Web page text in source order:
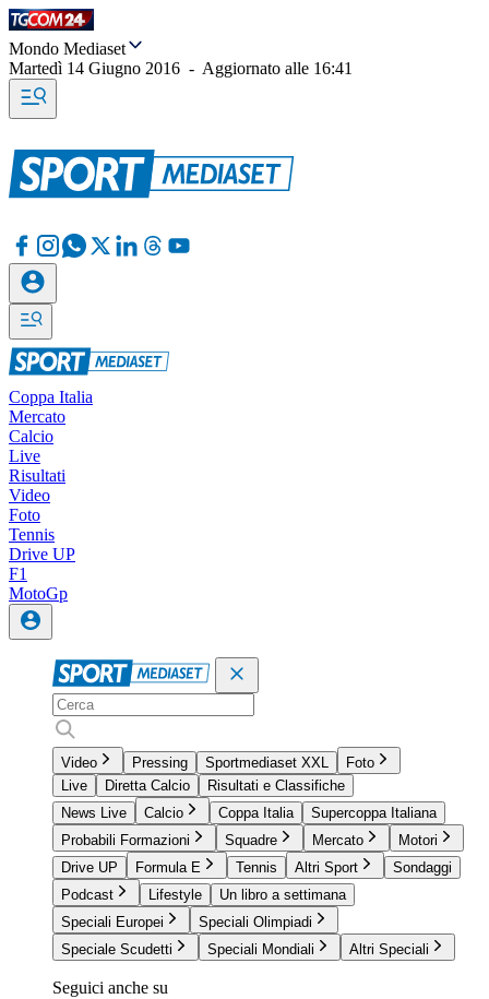
Mondo Mediaset
Martedì 14 Giugno 2016 - Aggiornato alle 16:41
Coppa Italia
Mercato
Calcio
Live
Risultati
Video
Foto
Tennis
Drive UP
F1
MotoGp
Video Pressing Sportmediaset XXL
Foto
Live
Diretta Calcio
Risultati e Classifiche
News Live
Calcio Coppa Italia
Supercoppa Italiana
Probabili Formazioni
Squadre Mercato
Motori
Drive UP
Formula E Tennis Altri Sport
Sondaggi
Podcast
Lifestyle
Un libro a settimana
Speciali Europei
Speciali Olimpiadi
Speciale Scudetti
Speciali Mondiali Altri Speciali
Seguici anche su